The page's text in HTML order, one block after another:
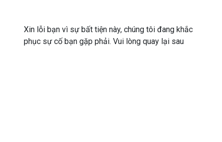
Xin lỗi bạn vì sự bất tiện này, chúng tôi đang khắc
phục sự cố bạn gặp phải. Vui lòng quay lại sau